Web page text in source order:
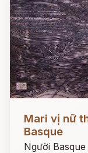
Mari vị nữ
Basque
Người